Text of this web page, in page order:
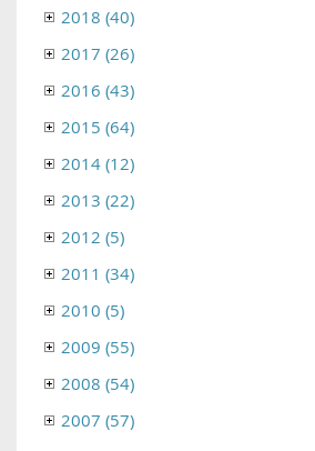
2018 (40)
2017 (26)
2016 (43)
2015 (64)
2014 (12)
2013 (22)
2012 (5)
2011 (34)
2010 (5)
2009 (55)
2008 (54)
2007 (57)